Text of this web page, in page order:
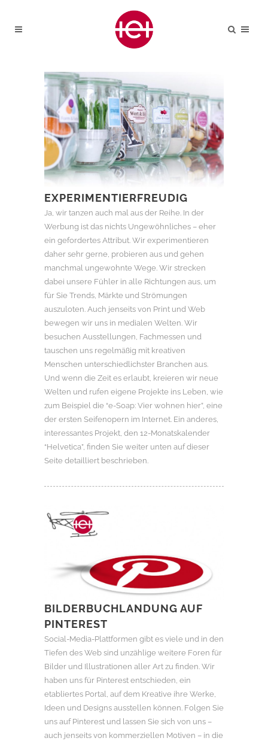
EXPERIMENTIERFREUDIG
Ja, wir tanzen auch mal aus der Reihe. In der
Werbung ist das nichts Ungewöhnliches – eher
ein gefordertes Attribut. Wir experimentieren
daher sehr gerne, probieren aus und gehen
manchmal ungewohnte Wege. Wir strecken
dabei unsere Fühler in alle Richtungen aus, um
für Sie Trends, Märkte und Strömungen
auszuloten. Auch jenseits von Print und Web
bewegen wir uns in medialen Welten. Wir
besuchen Ausstellungen, Fachmessen und
tauschen uns regelmäßig mit kreativen
Menschen unterschiedlichster Branchen aus.
Und wenn die Zeit es erlaubt, kreieren wir neue
Welten und rufen eigene Projekte ins Leben, wie
zum Beispiel die “e-Soap: Vier wohnen hier”, eine
der ersten Seifenopern im Internet. Ein anderes,
interessantes Projekt, den 12-Monatskalender
“Helvetica”, finden Sie weiter unten auf dieser
Seite detailliert beschrieben.
BILDERBUCHLANDUNG AUF
PINTEREST
Social-Media-Plattformen gibt es viele und in den
Tiefen des Web sind unzählige weitere Foren für
Bilder und Illustrationen aller Art zu finden. Wir
haben uns für Pinterest entschieden, ein
etabliertes Portal, auf dem Kreative ihre Werke,
Ideen und Designs ausstellen können. Folgen Sie
uns auf Pinterest und lassen Sie sich von uns –
auch jenseits von kommerziellen Motiven – in die